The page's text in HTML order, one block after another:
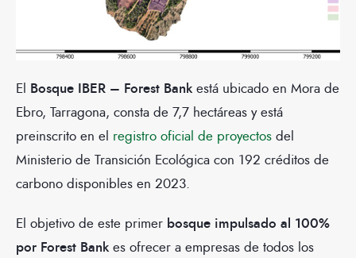
El Bosque IBER – Forest Bank está ubicado en Mora de
Ebro, Tarragona, consta de 7,7 hectáreas y está
preinscrito en el registro oficial de proyectos del
Ministerio de Transición Ecológica con 192 créditos de
carbono disponibles en 2023.
El objetivo de este primer bosque impulsado al 100%
por Forest Bank es ofrecer a empresas de todos los